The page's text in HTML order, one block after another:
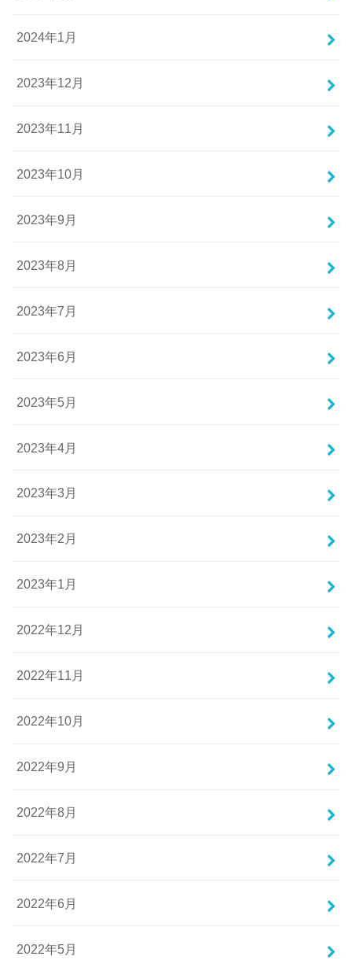
2024年1月
2023年12月
2023年11月
2023年10月
2023年9月
2023年8月
2023年7月
2023年6月
2023年5月
2023年4月
2023年3月
2023年2月
2023年1月
2022年12月
2022年11月
2022年10月
2022年9月
2022年8月
2022年7月
2022年6月
2022年5月